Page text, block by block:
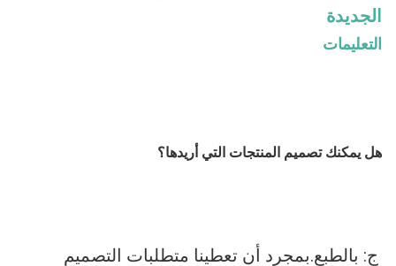
الجديدة
التعليمات
هل يمكنك تصميم المنتجات التي أريدها؟